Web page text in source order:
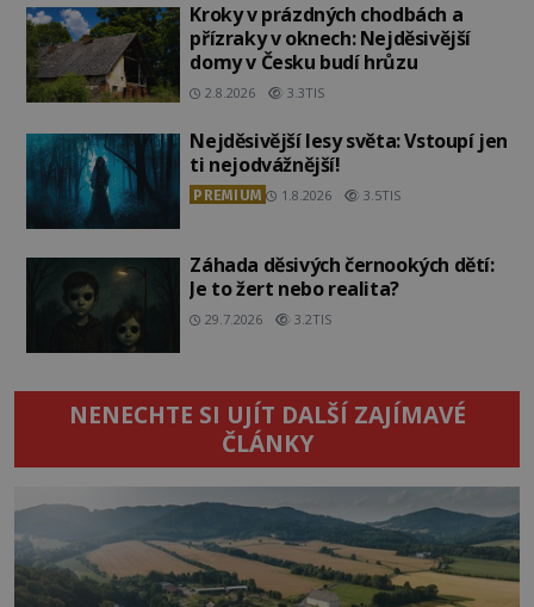
Kroky v prázdných chodbách a
přízraky v oknech: Nejděsivější
domy v Česku budí hrůzu
2.8.2026 3.3TIS
Nejděsivější lesy světa: Vstoupí jen
ti nejodvážnější!
PREMIUM 1.8.2026 3.5TIS
Záhada děsivých černookých dětí:
Je to žert nebo realita?
29.7.2026 3.2TIS
NENECHTE SI UJÍT DALŠÍ ZAJÍMAVÉ
ČLÁNKY